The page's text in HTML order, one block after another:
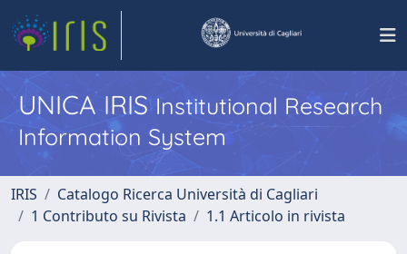
UNICA IRISInstitutional Research
Information System
IRIS
Catalogo Ricerca Università di Cagliari
1 Contributo su Rivista
1.1 Articolo in rivista